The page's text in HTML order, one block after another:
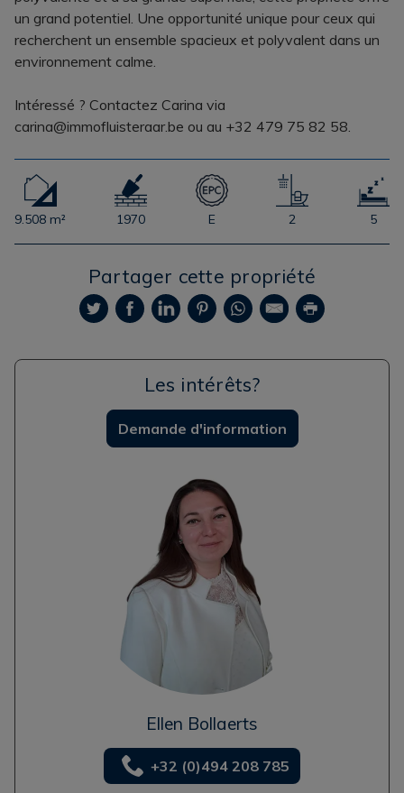
un grand potentiel. Une opportunité unique pour ceux qui
recherchent un ensemble spacieux et polyvalent dans un
environnement calme.
Intéressé ? Contactez Carina via
carina@immofluisteraar.be ou au +32 479 75 82 58.
9.508 m² 1970 E 2 5
Partager cette propriété
Les intérêts?
Demande d'information
Ellen Bollaerts
+32 (0)494 208 785